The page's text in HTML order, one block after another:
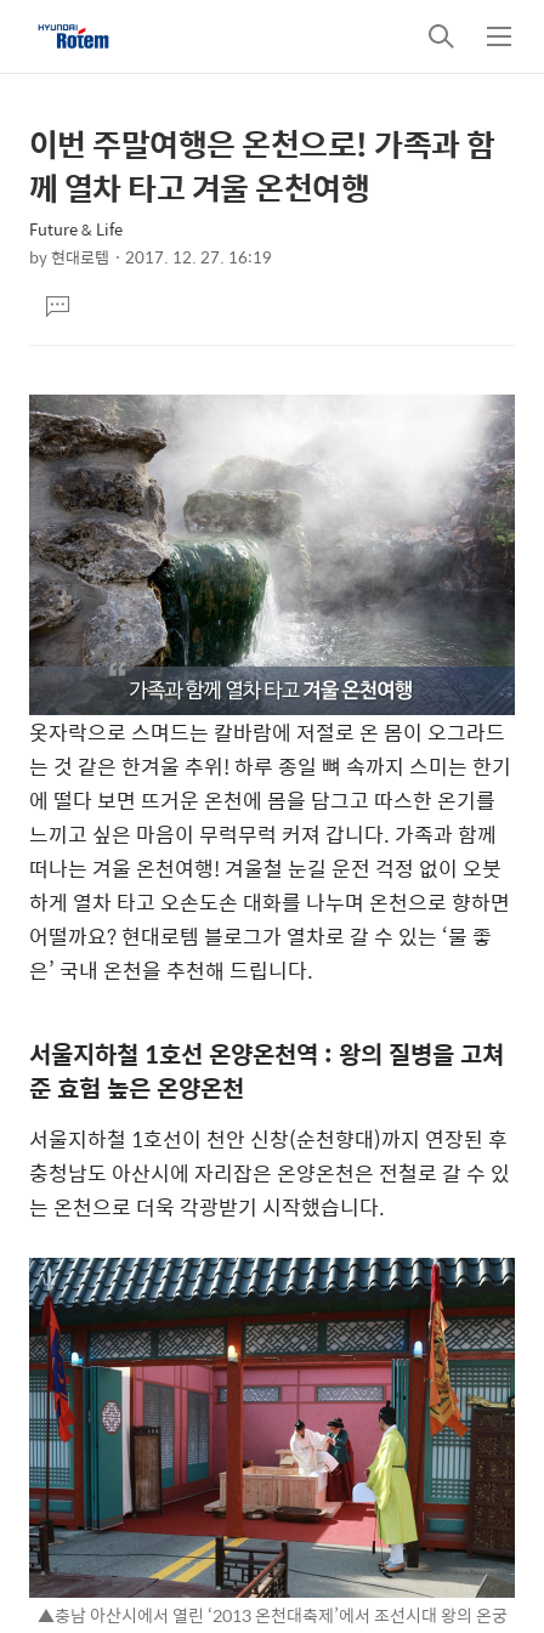
검
색
메
뉴
상
세
컨
텐
본
문
제
목
이번 주말여행은 온천으로! 가족과 함
께 열차 타고 겨울 온천여행
Future & Life
by현대로템 2017. 12. 27. 16:19
문댓
글
옷자락으로 스며드는 칼바람에 저절로 온 몸이 오그라드
는 것 같은 한겨울 추위! 하루 종일 뼈 속까지 스미는 한기
에 떨다 보면 뜨거운 온천에 몸을 담그고 따스한 온기를
느끼고 싶은 마음이 무럭무럭 커져 갑니다. 가족과 함께
떠나는 겨울 온천여행! 겨울철 눈길 운전 걱정 없이 오붓
하게 열차 타고 오손도손 대화를 나누며 온천으로 향하면
어떨까요? 현대로템 블로그가 열차로 갈 수 있는 ‘물 좋
은’ 국내 온천을 추천해 드립니다.
서울지하철 1호선 온양온천역 : 왕의 질병을 고쳐
준 효험 높은 온양온천
서울지하철 1호선이 천안 신창(순천향대)까지 연장된 후
충청남도 아산시에 자리잡은 온양온천은 전철로 갈 수 있
는 온천으로 더욱 각광받기 시작했습니다.
▲충남 아산시에서 열린 ‘2013 온천대축제’에서 조선시대 왕의 온궁